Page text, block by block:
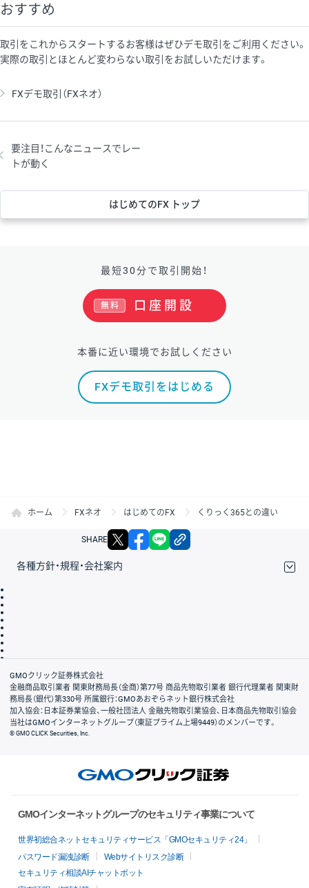
おすすめ
取引をこれからスタートするお客様はぜひデモ取引をご利用ください。
実際の取引とほとんど変わらない取引をお試しいただけます。
FXデモ取引（FXネオ）
要注目！こんなニュースでレー
トが動く
はじめてのFX トップ
最短30分で取引開始！
口座開設
無料
本番に近い環境でお試しください
FXデモ取引をはじめる
ホーム FXネオ はじめてのFX くりっく365との違い
SHARE X facebook
各種方針・規程・会社案内
会社案内
GMOクリック証券株式会社
金融商品取引業者 関東財務局長（金商）第77号 商品先物取引業者 銀行代理業者 関東財
務局長（銀代）第330号 所属銀行：GMOあおぞらネット銀行株式会社
加入協会：日本証券業協会、一般社団法人 金融先物取引業協会、日本商品先物取引協会
当社はGMOインターネットグループ（東証プライム上場9449）のメンバーです。
© GMO CLICK Securities, Inc.
GMOインターネットグループのセキュリティ事業について
世界初総合ネットセキュリティサービス「GMOセキュリティ24」
パスワード漏洩診断
Webサイトリスク診断
セキュリティ相談AIチャットボット